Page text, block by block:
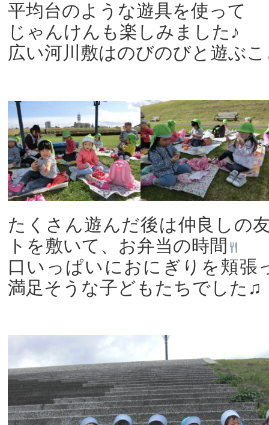
平均台のような遊具を使って
じゃんけんも楽しみました♪
広い河川敷はのびのびと遊ぶ
たくさん遊んだ後は仲良しの
トを敷いて、お弁当の時間
口いっぱいにおにぎりを頬張
満足そうな子どもたちでした♫